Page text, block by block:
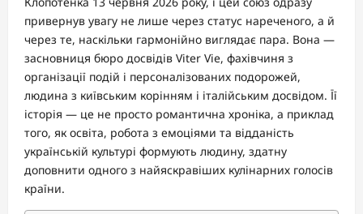
привернув увагу не лише через статус нареченого, а й
через те, наскільки гармонійно виглядає пара. Вона —
засновниця бюро досвідів Viter Vie, фахівчиня з
організації подій і персоналізованих подорожей,
людина з київським корінням і італійським досвідом. Її
історія — це не просто романтична хроніка, а приклад
того, як освіта, робота з емоціями та відданість
українській культурі формують людину, здатну
доповнити одного з найяскравіших кулінарних голосів
країни.